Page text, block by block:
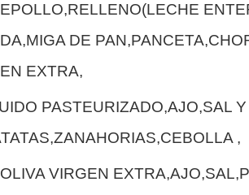
Piel
DE
EXTRA,
PASTEURIZADO,AJO,SAL Y
,
VIRGEN